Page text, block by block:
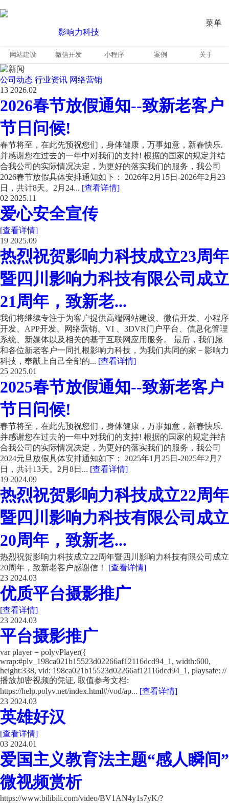
菜单
网站建设 微信开发 小程序 案例 关于
公司动态 行业资讯 网络营销
13 2026.02
2026春节放假通知--致新老客户
节日问候!
春节将至，在此先预祝您们，身体健康，万事如意，新春快乐.
并感谢您在过去的一年中对我们的支持! 根据的国家的规定并结
合我公司的实际情况决定，为更好的落实我们的服务，我公司
2026春节放假具体安排通知如下： 2026年2月15日-2026年2月23
日，共计8天。2月24... [查看详情]
02 2025.11
爱心安全宣传
[查看详情]
19 2025.09
热烈祝贺影响力科技成立23周年
暨四川影响力科技有限公司成立
21周年，致新老...
我们将继续专注于为客户提供高端网站建设、微信开发、小程序
开发、APP开发、网络营销、VI 、3DVR门户平台、信息化管理
系统、新媒体以及相关的基于互联网应用服务。 最后，我们愿
和各位新老客户一同扎根影响力科技，为我们共同的家－影响力
科技，奉献上自己全部的... [查看详情]
25 2025.01
2025春节放假通知--致新老客户
节日问候!
春节将至，在此先预祝您们，身体健康，万事如意，新春快乐.
并感谢您在过去的一年中对我们的支持! 根据的国家的规定并结
合我公司的实际情况决定，为更好的落实我们的服务，我公司
2024元旦放假具体安排通知如下： 2025年1月25日-2025年2月7
日，共计13天。2月8日... [查看详情]
19 2024.09
热烈祝贺影响力科技成立22周年
暨四川影响力科技有限公司成立
20周年，致新老...
热烈祝贺影响力科技成立22周年暨四川影响力科技有限公司成立
20周年，致新老客户感谢信！ [查看详情]
23 2024.03
优质平台摄影推广
[查看详情]
23 2024.03
平台摄影推广
var player = polyvPlayer({
wrap:#plv_198ca021b15523d02266af12116dcd94_1, width:600,
height:338, vid: 198ca021b15523d02266af12116dcd94_1, playsafe: //
播放加密视频的凭证, 取值参考文档:
https://help.polyv.net/index.html#/vod/ap... [查看详情]
23 2024.03
英雄好汉
[查看详情]
03 2024.01
爱国主义教育法主题“感人瞬间”
微视频赏析
https://www.bilibili.com/video/BV1AN4y1s7yK/?